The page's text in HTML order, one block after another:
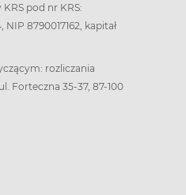
pod nr KRS:
8790017162, kapitał
rozliczania
Forteczna 35-37, 87-100